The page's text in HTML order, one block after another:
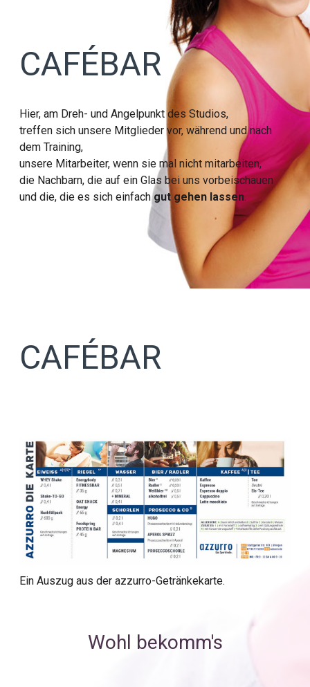
CAFÉBAR
Hier, am Dreh- und Angelpunkt des Studios,
treffen sich unsere Mitglieder vor, während und nach
dem Training,
unsere Mitarbeiter, wenn sie mal nicht mitarbeiten,
die Nachbarn, die auf ein Glas bei uns vorbeischauen
und die, die es sich einfachgut gehen lassen.
CAFÉBAR
Ein Auszug aus der azzurro-Getränkekarte.
Wohl bekomm's